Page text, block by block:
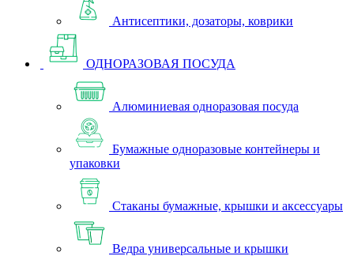
Антисептики, дозаторы, коврики
ОДНОРАЗОВАЯ ПОСУДА
Алюминиевая одноразовая посуда
Бумажные одноразовые контейнеры и
упаковки
Стаканы бумажные, крышки и аксессуары
Ведра универсальные и крышки